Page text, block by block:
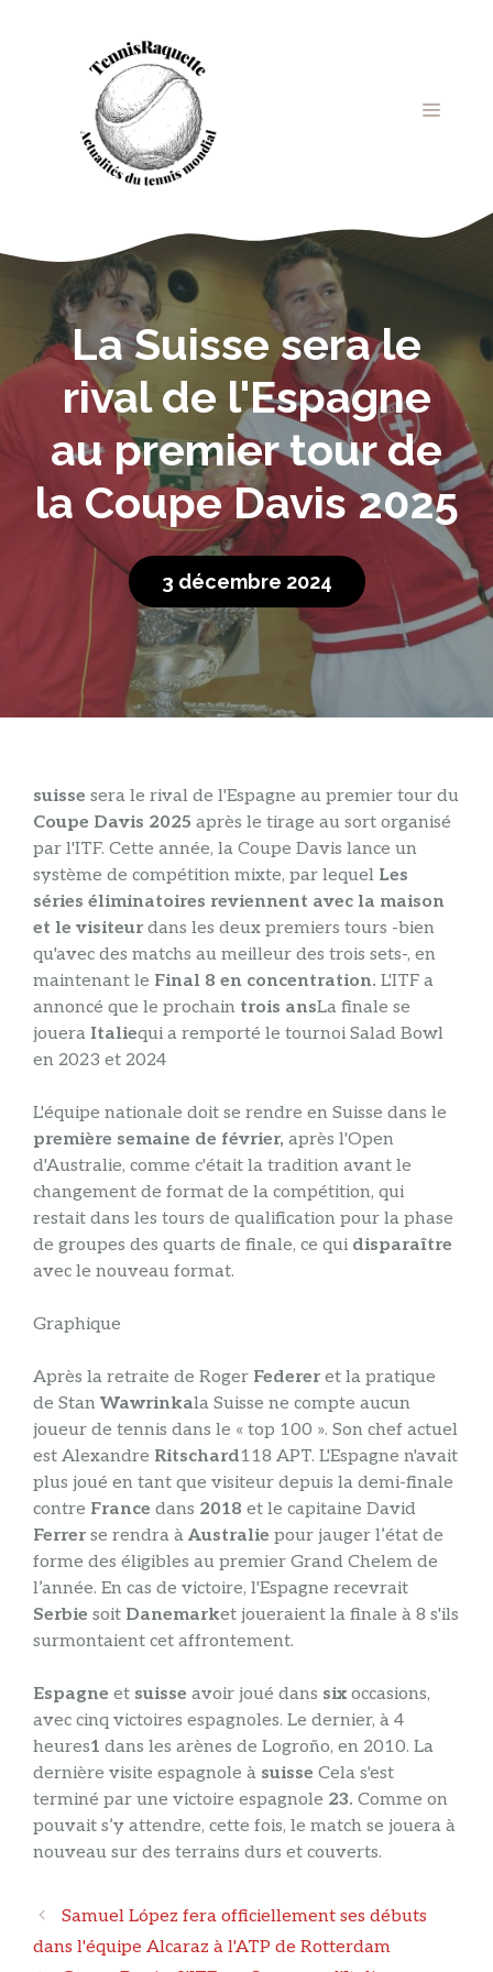
MENU
La Suisse sera le
rival de l'Espagne
au premier tour de
la Coupe Davis 2025
3 décembre 2024
suisse sera le rival de l'Espagne au premier tour du
Coupe Davis 2025 après le tirage au sort organisé
par l'ITF. Cette année, la Coupe Davis lance un
système de compétition mixte, par lequel Les
séries éliminatoires reviennent avec la maison
et le visiteurdans les deux premiers tours -bien
qu'avec des matchs au meilleur des trois sets-, en
maintenant le Final 8 en concentration. L'ITF a
annoncé que le prochain trois ansLa finale se
jouera Italiequi a remporté le tournoi Salad Bowl
en 2023 et 2024
L'équipe nationale doit se rendre en Suisse dans le
première semaine de février, après l'Open
d'Australie, comme c'était la tradition avant le
changement de format de la compétition, qui
restait dans les tours de qualification pour la phase
de groupes des quarts de finale, ce qui disparaître
avec le nouveau format.
Graphique
Après la retraite de Roger Federeret la pratique
de Stan Wawrinkala Suisse ne compte aucun
joueur de tennis dans le « top 100 ». Son chef actuel
est Alexandre Ritschard118 APT. L'Espagne n'avait
plus joué en tant que visiteur depuis la demi-finale
contre France dans 2018 et le capitaine David
Ferrerse rendra à Australie pour jauger l’état de
forme des éligibles au premier Grand Chelem de
l’année. En cas de victoire, l'Espagne recevrait
Serbie soit Danemarket joueraient la finale à 8 s'ils
surmontaient cet affrontement.
Espagne et suisse avoir joué dans six occasions,
avec cinq victoires espagnoles. Le dernier, à 4
heures1 dans les arènes de Logroño, en 2010. La
dernière visite espagnole à suisse Cela s'est
terminé par une victoire espagnole 23. Comme on
pouvait s’y attendre, cette fois, le match se jouera à
nouveau sur des terrains durs et couverts.
Navigation
des
articles
Samuel López fera officiellement ses débuts
dans l'équipe Alcaraz à l'ATP de Rotterdam